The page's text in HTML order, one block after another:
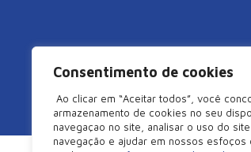
Consentimento de cookies
Ao clicar em “Aceitar todos”, você
armazenamento de cookies no seu
navegaçao no site, analisar o uso do
navegação e ajudar em nossos esfoços
©2026 Câmara de Dirigentes